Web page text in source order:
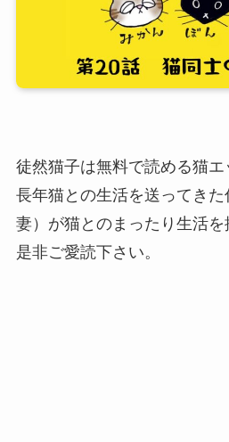
徒然猫子は無料で読める猫エ
長年猫との生活を送ってき
妻）が猫とのまったり生活を
是非ご愛読下さい。